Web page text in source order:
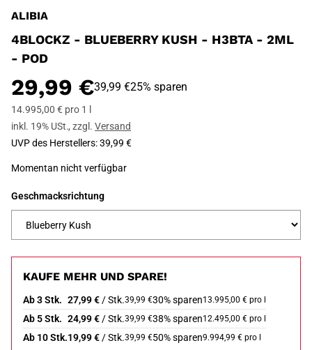
ALIBIA
4BLOCKZ - BLUEBERRY KUSH - H3BTA - 2ML
- POD
29,99 €39,99 €25% sparen
14.995,00 € pro 1 l
inkl. 19% USt., zzgl. Versand
UVP des Herstellers:39,99 €
Momentan nicht verfügbar
Geschmacksrichtung
KAUFE MEHR UND SPARE!
Ab 3 Stk. 27,99 € / Stk.39,99 €30% sparen13.995,00 € pro l
Ab 5 Stk. 24,99 € / Stk.39,99 €38% sparen12.495,00 € pro l
Ab 10 Stk.19,99 € / Stk.39,99 €50% sparen9.994,99 € pro l